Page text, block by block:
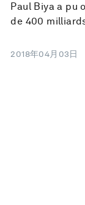
Paul Biya a pu
de 400
2018年04月03日